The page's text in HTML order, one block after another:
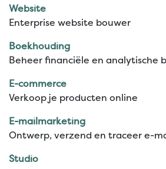
Website
Enterprise website bouwer
Boekhouding
Beheer financiële en analytische
E-commerce
Verkoop je producten online
E-mailmarketing
Ontwerp, verzend en traceer e-
Studio